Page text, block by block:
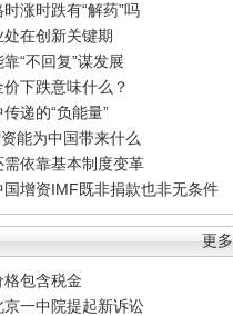
涨时跌有“解药”吗
在创新关键期
“不回复”谋发展
价下跌意味什么？
递的“负能量”
能为中国带来什么
需依靠基本制度变革
国增资IMF既非捐款也非无条件
更多
格包含税金
京一中院提起新诉讼